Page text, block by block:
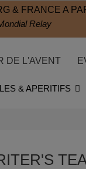
& FRANCE A
Relay
DE L'AVENT
& APERITIFS